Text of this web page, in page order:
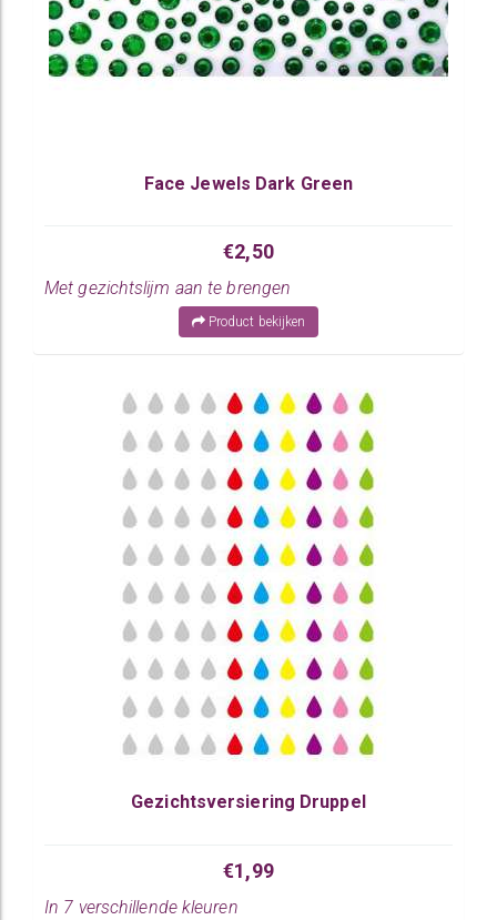
Face Jewels Dark Green
€2,50
Met gezichtslijm aan te brengen
Product bekijken
Gezichtsversiering Druppel
€1,99
In 7 verschillende kleuren